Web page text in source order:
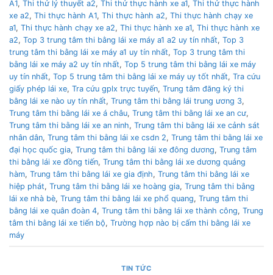
A1, Thi thử lý thuyết a2, Thi thử thực hành xe a1, Thi thử thực hành
xe a2, Thi thực hành A1, Thi thực hành a2, Thi thực hành chạy xe
a1, Thi thực hành chạy xe a2, Thi thực hành xe a1, Thi thực hành xe
a2, Top 3 trung tâm thi bằng lái xe máy a1 a2 uy tín nhất, Top 3
trung tâm thi bằng lái xe máy a1 uy tín nhất, Top 3 trung tâm thi
bằng lái xe máy a2 uy tín nhất, Top 5 trung tâm thi bằng lái xe máy
uy tín nhất, Top 5 trung tâm thi bằng lái xe máy uy tốt nhất, Tra cứu
giấy phép lái xe, Tra cứu gplx trực tuyến, Trung tâm đăng ký thi
bằng lái xe nào uy tín nhất, Trung tâm thi bằng lái trung ương 3,
Trung tâm thi bằng lái xe á châu, Trung tâm thi bằng lái xe an cư,
Trung tâm thi bằng lái xe an ninh, Trung tâm thi bằng lái xe cảnh sát
nhân dân, Trung tâm thi bằng lái xe csdn 2, Trung tâm thi bằng lái xe
đại học quốc gia, Trung tâm thi bằng lái xe đông dương, Trung tâm
thi bằng lái xe đồng tiến, Trung tâm thi bằng lái xe dương quảng
hàm, Trung tâm thi bằng lái xe gia định, Trung tâm thi bằng lái xe
hiệp phát, Trung tâm thi bằng lái xe hoàng gia, Trung tâm thi bằng
lái xe nhà bè, Trung tâm thi bằng lái xe phổ quang, Trung tâm thi
bằng lái xe quân đoàn 4, Trung tâm thi bằng lái xe thành công, Trung
tâm thi bằng lái xe tiến bộ, Trường hợp nào bị cấm thi bằng lái xe
máy
TIN TỨC